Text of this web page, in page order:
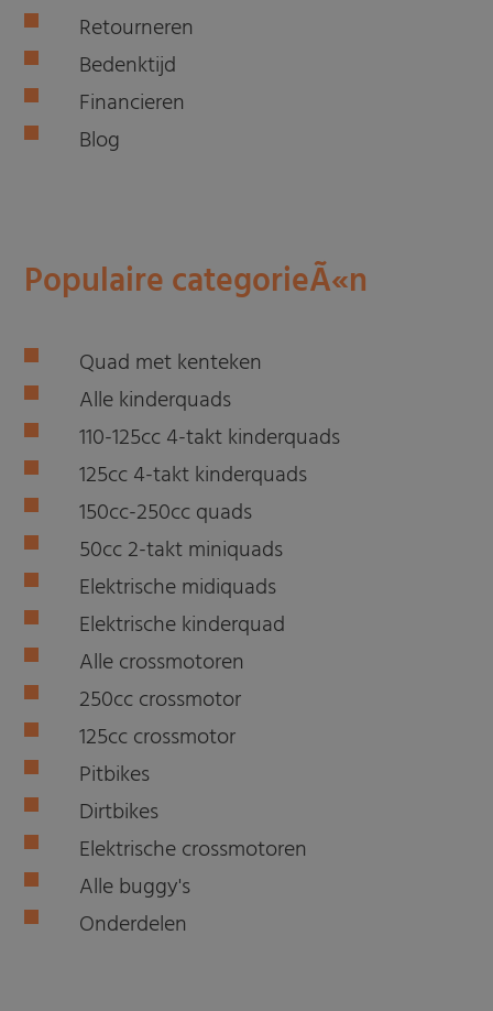
Retourneren
Bedenktijd
Financieren
Blog
Populaire categorieÃ«n
Quad met kenteken
Alle kinderquads
110-125cc 4-takt kinderquads
125cc 4-takt kinderquads
150cc-250cc quads
50cc 2-takt miniquads
Elektrische midiquads
Elektrische kinderquad
Alle crossmotoren
250cc crossmotor
125cc crossmotor
Pitbikes
Dirtbikes
Elektrische crossmotoren
Alle buggy's
Onderdelen